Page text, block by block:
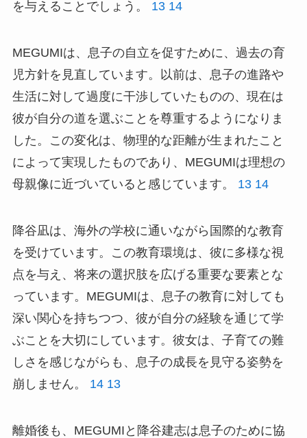
を与えることでしょう。 13 14
MEGUMIは、息子の自立を促すために、過去の育
児方針を見直しています。以前は、息子の進路や
生活に対して過度に干渉していたものの、現在は
彼が自分の道を選ぶことを尊重するようになりま
した。この変化は、物理的な距離が生まれたこと
によって実現したものであり、MEGUMIは理想の
母親像に近づいていると感じています。 13 14
降谷凪は、海外の学校に通いながら国際的な教育
を受けています。この教育環境は、彼に多様な視
点を与え、将来の選択肢を広げる重要な要素とな
っています。MEGUMIは、息子の教育に対しても
深い関心を持ちつつ、彼が自分の経験を通じて学
ぶことを大切にしています。彼女は、子育ての難
しさを感じながらも、息子の成長を見守る姿勢を
崩しません。 14 13
離婚後も、MEGUMIと降谷建志は息子のために協